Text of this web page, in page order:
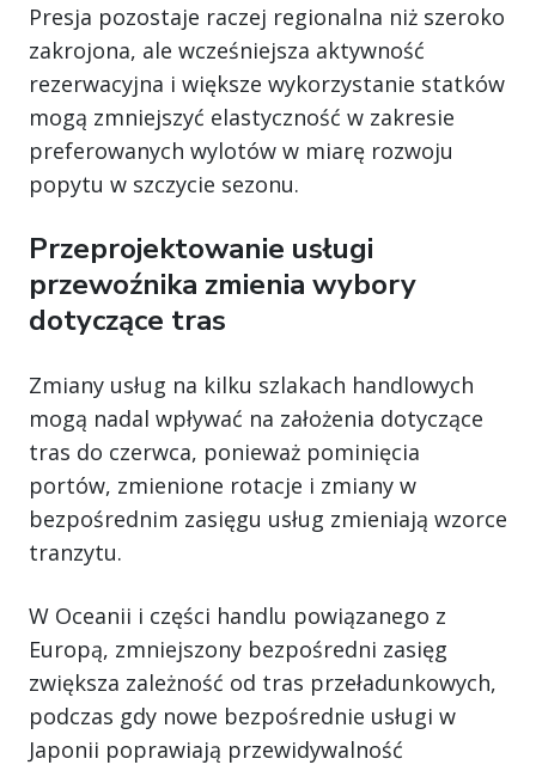
Presja pozostaje raczej regionalna niż szeroko
zakrojona, ale wcześniejsza aktywność
rezerwacyjna i większe wykorzystanie statków
mogą zmniejszyć elastyczność w zakresie
preferowanych wylotów w miarę rozwoju
popytu w szczycie sezonu.
Przeprojektowanie usługi
przewoźnika zmienia wybory
dotyczące tras
Zmiany usług na kilku szlakach handlowych
mogą nadal wpływać na założenia dotyczące
tras do czerwca, ponieważ pominięcia
portów, zmienione rotacje i zmiany w
bezpośrednim zasięgu usług zmieniają wzorce
tranzytu.
W Oceanii i części handlu powiązanego z
Europą, zmniejszony bezpośredni zasięg
zwiększa zależność od tras przeładunkowych,
podczas gdy nowe bezpośrednie usługi w
Japonii poprawiają przewidywalność